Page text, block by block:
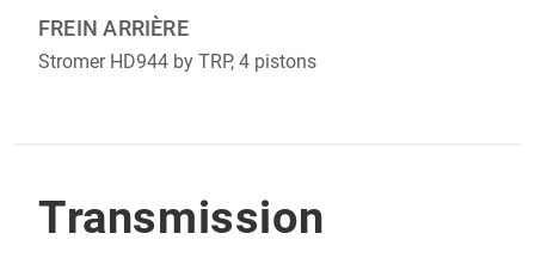
FREIN ARRIÈRE
Stromer HD944 by TRP, 4 pistons
Transmission